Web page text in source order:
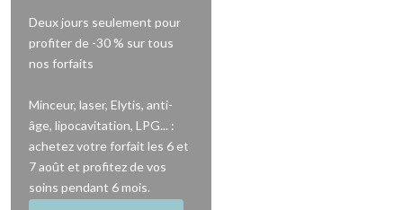
Deux jours seulement pour
profiter de -30 % sur tous
nos forfaits
Minceur, laser, Elytis, anti-
âge, lipocavitation, LPG... :
achetez votre forfait les 6 et
7 août et profitez de vos
soins pendant 6 mois.